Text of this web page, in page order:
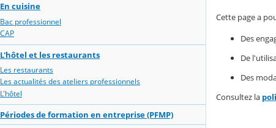
En cuisine
Bac professionnel
CAP
L'hôtel et les restaurants
Les restaurants
Les actualités des ateliers professionnels
L'hôtel
Périodes de formation en entreprise (PFMP)
Cette page a
Des
De
Des
Consultez la